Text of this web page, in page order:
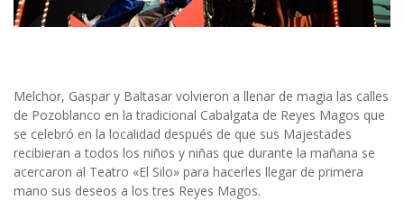
Melchor, Gaspar y Baltasar volvieron a llenar de magia las calles
de Pozoblanco en la tradicional Cabalgata de Reyes Magos que
se celebró en la localidad después de que sus Majestades
recibieran a todos los niños y niñas que durante la mañana se
acercaron al Teatro «El Silo» para hacerles llegar de primera
mano sus deseos a los tres Reyes Magos.